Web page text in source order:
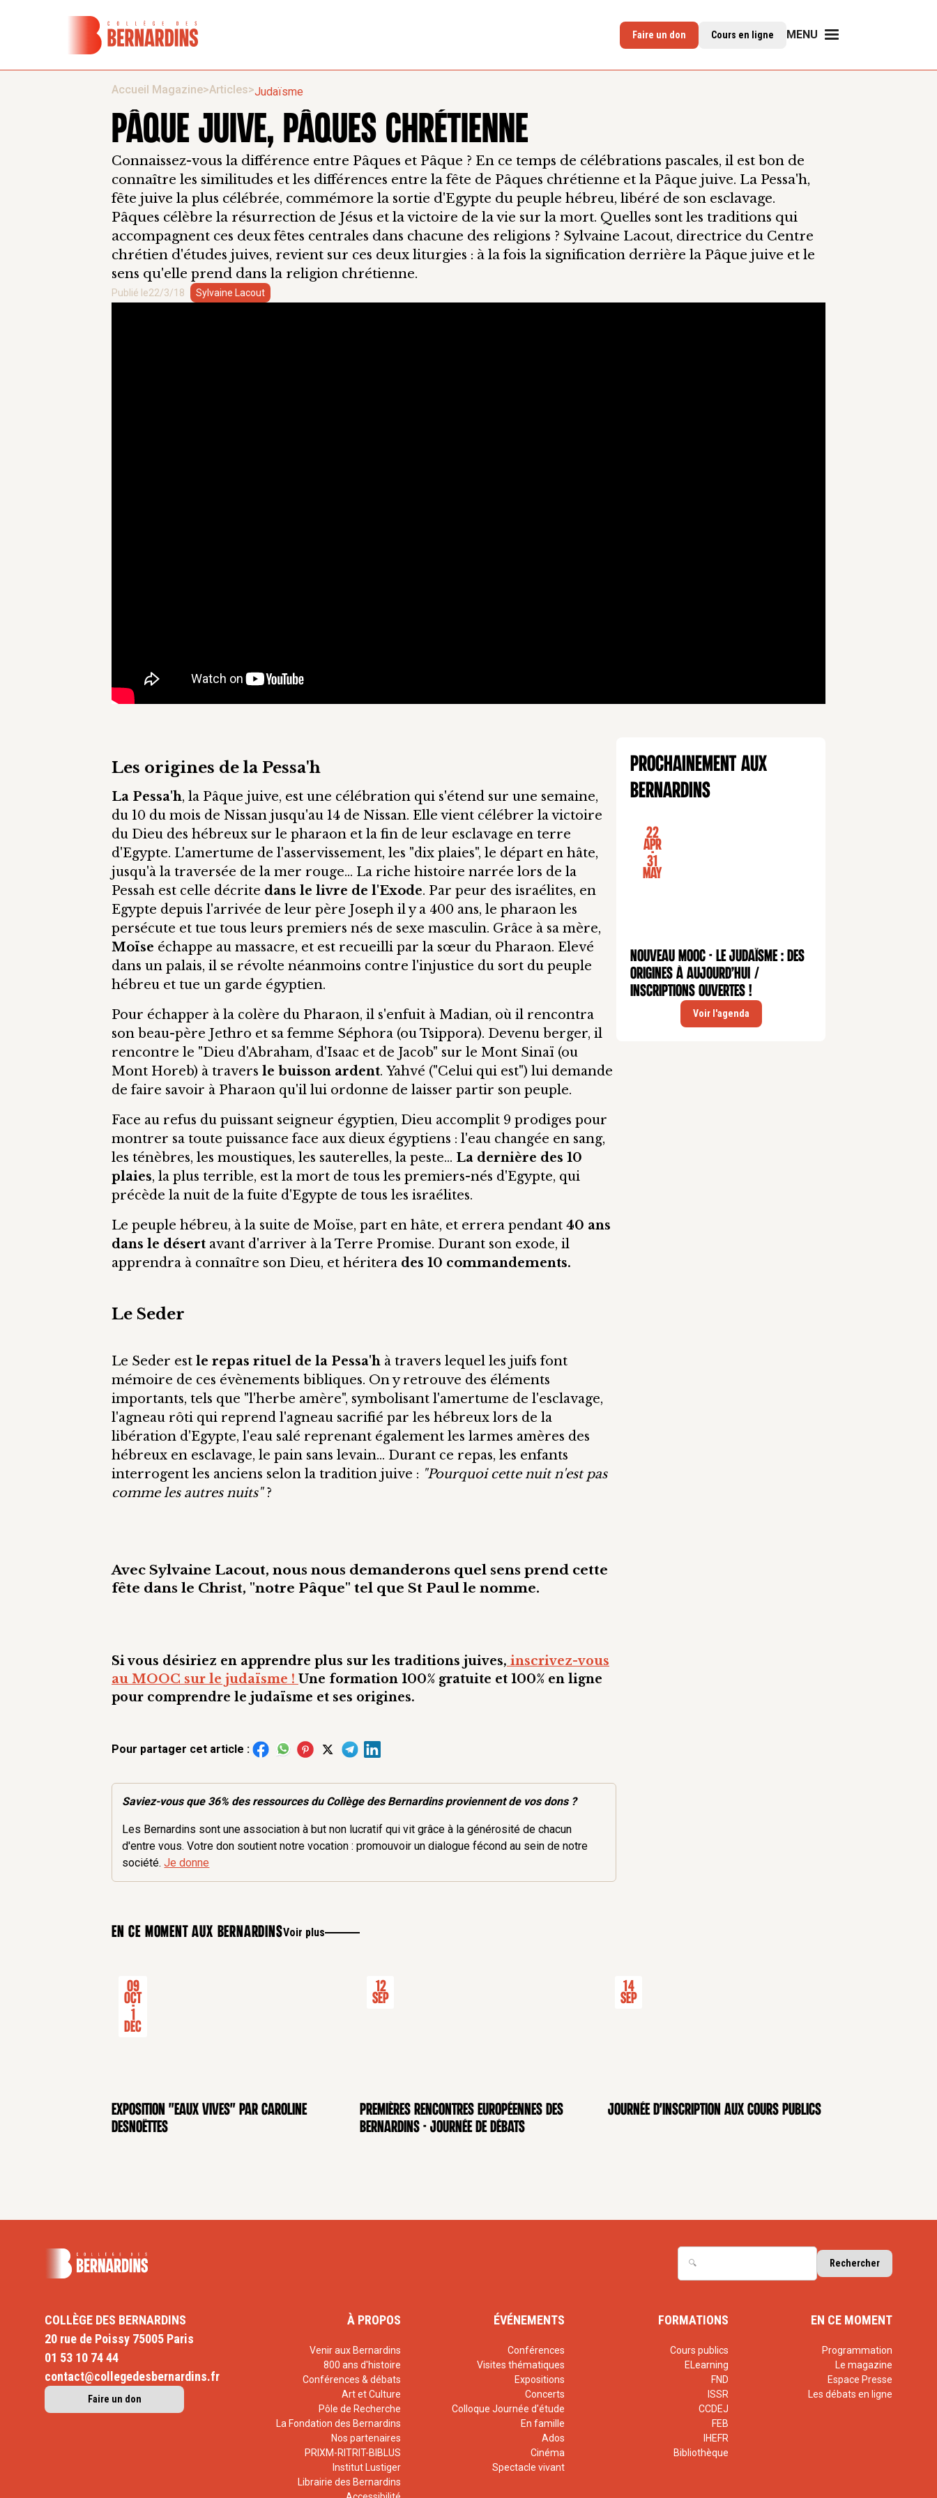
Faire un don Cours en ligne MENU
Accueil Magazine>Articles>Judaïsme
PÂQUE JUIVE, PÂQUES CHRÉTIENNE
Connaissez-vous la différence entre Pâques et Pâque ? En ce temps de célébrations pascales, il est bon de
connaître les similitudes et les différences entre la fête de Pâques chrétienne et la Pâque juive. La Pessa'h,
fête juive la plus célébrée, commémore la sortie d'Egypte du peuple hébreu, libéré de son esclavage.
Pâques célèbre la résurrection de Jésus et la victoire de la vie sur la mort. Quelles sont les traditions qui
accompagnent ces deux fêtes centrales dans chacune des religions ? Sylvaine Lacout, directrice du Centre
chrétien d'études juives, revient sur ces deux liturgies : à la fois la signification derrière la Pâque juive et le
sens qu'elle prend dans la religion chrétienne.
Publié le22/3/18 Sylvaine Lacout
Les origines de la Pessa'h
La Pessa'h, la Pâque juive, est une célébration qui s'étend sur une semaine,
du 10 du mois de Nissan jusqu'au 14 de Nissan. Elle vient célébrer la victoire
du Dieu des hébreux sur le pharaon et la fin de leur esclavage en terre
d'Egypte. L'amertume de l'asservissement, les "dix plaies", le départ en hâte,
jusqu'à la traversée de la mer rouge... La riche histoire narrée lors de la
Pessah est celle décrite dans le livre de l'Exode. Par peur des israélites, en
Egypte depuis l'arrivée de leur père Joseph il y a 400 ans, le pharaon les
persécute et tue tous leurs premiers nés de sexe masculin. Grâce à sa mère,
Moïse échappe au massacre, et est recueilli par la sœur du Pharaon. Elevé
dans un palais, il se révolte néanmoins contre l'injustice du sort du peuple
hébreu et tue un garde égyptien.
Pour échapper à la colère du Pharaon, il s'enfuit à Madian, où il rencontra
son beau-père Jethro et sa femme Séphora (ou Tsippora). Devenu berger, il
rencontre le "Dieu d'Abraham, d'Isaac et de Jacob" sur le Mont Sinaï (ou
Mont Horeb) à travers le buisson ardent. Yahvé ("Celui qui est") lui demande
de faire savoir à Pharaon qu'il lui ordonne de laisser partir son peuple.
Face au refus du puissant seigneur égyptien, Dieu accomplit 9 prodiges pour
montrer sa toute puissance face aux dieux égyptiens : l'eau changée en sang,
les ténèbres, les moustiques, les sauterelles, la peste... La dernière des 10
plaies, la plus terrible, est la mort de tous les premiers-nés d'Egypte, qui
précède la nuit de la fuite d'Egypte de tous les israélites.
Le peuple hébreu, à la suite de Moïse, part en hâte, et errera pendant 40 ans
dans le désert avant d'arriver à la Terre Promise. Durant son exode, il
apprendra à connaître son Dieu, et héritera des 10 commandements.
Le Seder
Le Seder est le repas rituel de la Pessa'h à travers lequel les juifs font
mémoire de ces évènements bibliques. On y retrouve des éléments
importants, tels que "l'herbe amère", symbolisant l'amertume de l'esclavage,
l'agneau rôti qui reprend l'agneau sacrifié par les hébreux lors de la
libération d'Egypte, l'eau salé reprenant également les larmes amères des
hébreux en esclavage, le pain sans levain... Durant ce repas, les enfants
interrogent les anciens selon la tradition juive : "Pourquoi cette nuit n'est pas
comme les autres nuits"?
Avec Sylvaine Lacout, nous nous demanderons quel sens prend cette
fête dans le Christ, "notre Pâque" tel que St Paul le nomme.
Si vous désiriez en apprendre plus sur les traditions juives, inscrivez-vous
au MOOC sur le judaïsme ! Une formation 100% gratuite et 100% en ligne
pour comprendre le judaïsme et ses origines.
Pour partager cet article :
Saviez-vous que 36% desressourcesdu Collège des Bernardins proviennent de vos dons ?
Les Bernardins sont une association à but non lucratif qui vit grâce à la générosité de chacun
d'entre vous. Votre don soutient notre vocation : promouvoir un dialogue fécond au sein de notre
société.Je donne
Prochainement aux
Bernardins
22
Apr
-
31
May
Nouveau MOOC - Le judaïsme : des
origines à aujourd’hui /
Inscriptions ouvertes !
Voir l'agenda
En ce moment aux bernardinsVoir plus
09
Oct
-
1
Dec
Exposition "Eaux Vives" par Caroline
Desnoëttes
12
Sep
Premières rencontres européennes des
Bernardins - Journée de débats
14
Sep
Journée d'inscription aux cours publics
COLLÈGE DES BERNARDINS
20 rue de Poissy 75005 Paris
01 53 10 74 44
contact@collegedesbernardins.fr
Faire un don
À PROPOS
Venir aux Bernardins
800 ans d'histoire
Conférences & débats
Art et Culture
Pôle de Recherche
La Fondation des Bernardins
Nos partenaires
PRIXM-RITRIT-BIBLUS
Institut Lustiger
Librairie des Bernardins
ÉVÉNEMENTS
Conférences
Visites thématiques
Expositions
Concerts
Colloque Journée d'étude
En famille
Ados
Cinéma
Spectacle vivant
FORMATIONS
Cours publics
ELearning
FND
ISSR
CCDEJ
FEB
IHEFR
Bibliothèque
EN CE MOMENT
Programmation
Le magazine
Espace Presse
Les débats en ligne